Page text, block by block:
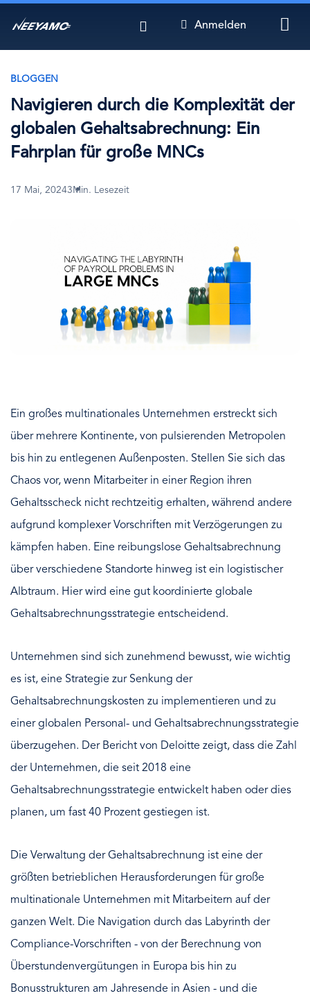
Anmelden
BLOGGEN
Navigieren durch die Komplexität der
globalen Gehaltsabrechnung: Ein
Fahrplan für große MNCs
17 Mai, 20243Min. Lesezeit
Ein großes multinationales Unternehmen erstreckt sich
über mehrere Kontinente, von pulsierenden Metropolen
bis hin zu entlegenen Außenposten. Stellen Sie sich das
Chaos vor, wenn Mitarbeiter in einer Region ihren
Gehaltsscheck nicht rechtzeitig erhalten, während andere
aufgrund komplexer Vorschriften mit Verzögerungen zu
kämpfen haben. Eine reibungslose Gehaltsabrechnung
über verschiedene Standorte hinweg ist ein logistischer
Albtraum. Hier wird eine gut koordinierte globale
Gehaltsabrechnungsstrategie entscheidend.
Unternehmen sind sich zunehmend bewusst, wie wichtig
es ist, eine Strategie zur Senkung der
Gehaltsabrechnungskosten zu implementieren und zu
einer globalen Personal- und Gehaltsabrechnungsstrategie
überzugehen. Der Bericht von Deloitte zeigt, dass die Zahl
der Unternehmen, die seit 2018 eine
Gehaltsabrechnungsstrategie entwickelt haben oder dies
planen, um fast 40 Prozent gestiegen ist.
Die Verwaltung der Gehaltsabrechnung ist eine der
größten betrieblichen Herausforderungen für große
multinationale Unternehmen mit Mitarbeitern auf der
ganzen Welt. Die Navigation durch das Labyrinth der
Compliance-Vorschriften - von der Berechnung von
Überstundenvergütungen in Europa bis hin zu
Bonusstrukturen am Jahresende in Asien - und die